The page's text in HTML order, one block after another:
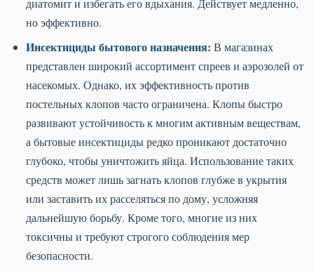
диатомит и избегать его вдыхания. Действует медленно,
но эффективно.
Инсектициды бытового назначения: В магазинах
представлен широкий ассортимент спреев и аэрозолей от
насекомых. Однако, их эффективность против
постельных клопов часто ограничена. Клопы быстро
развивают устойчивость к многим активным веществам,
а бытовые инсектициды редко проникают достаточно
глубоко, чтобы уничтожить яйца. Использование таких
средств может лишь загнать клопов глубже в укрытия
или заставить их расселяться по дому, усложняя
дальнейшую борьбу. Кроме того, многие из них
токсичны и требуют строгого соблюдения мер
безопасности.